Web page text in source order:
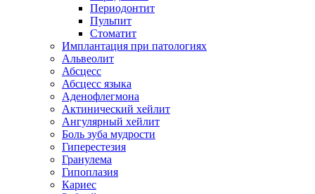
Периодонтит
Пульпит
Стоматит
Имплантация при патологиях
Альвеолит
Абсцесс
Абсцесс языка
Аденофлегмона
Актинический хейлит
Ангулярный хейлит
Боль зуба мудрости
Гиперестезия
Гранулема
Гипоплазия
Кариес